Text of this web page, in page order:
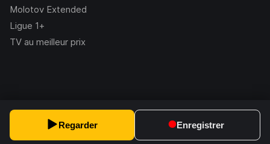
Regarder Enregistrer
Molotov Extended
Ligue 1+
TV au meilleur prix
2.228.1